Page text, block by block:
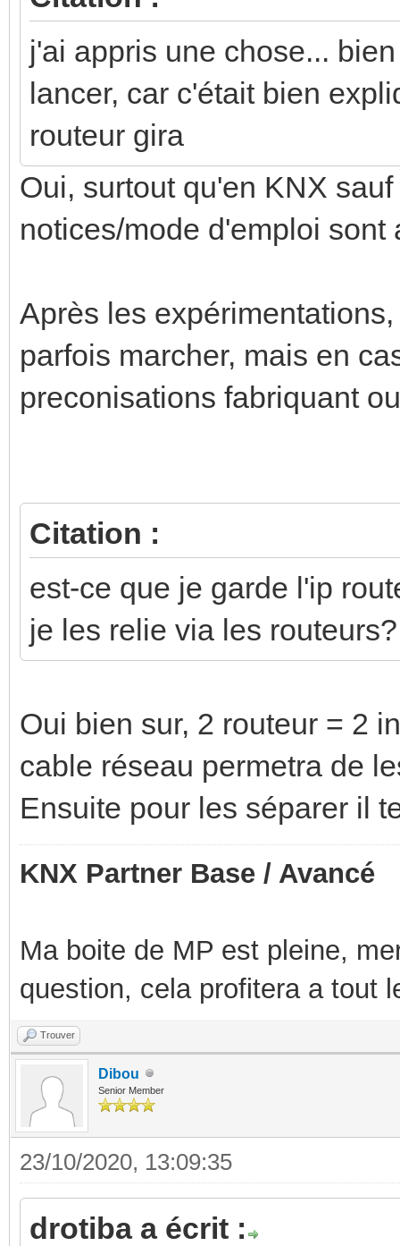
j'ai appris une chose...
lancer, car c'était bien
routeur gira
Oui, surtout qu'en KNX
notices/mode d'emploi
Après les
parfois marcher, mais en
preconisations fabriquant
Citation :
est-ce que je garde l'ip
je les relie via les routeurs?
Oui bien sur, 2 routeur = 2
cable réseau permetra de
Ensuite pour les séparer il
KNX Partner Base / Avancé
Ma boite de MP est pleine,
question, cela profitera a tout
Trouver
Dibou
Senior Member
23/10/2020, 13:09:35
drotiba a écrit :